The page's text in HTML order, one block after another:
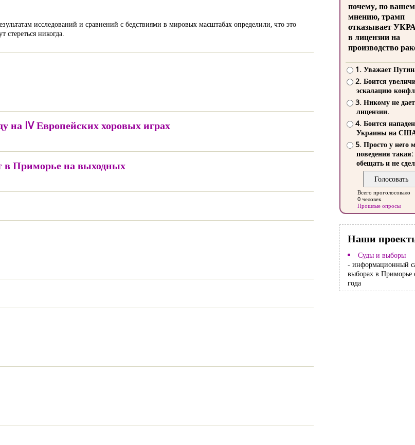
исследований и сравнений с бедствиями в мировых масштабах определили, что это
стереться никогда.
на IV Европейских хоровых играх
в Приморье на выходных
почему, по
мнению, трамп
отказывает
в лицензии на
производство
1. Уважает
2. Боится
эскалацию
3. Никому не
лицензии.
4. Боится
Украины на
5. Просто у него
поведения такая:
обещать и не
Всего проголосовало
0 человек
Прошлые опросы
Наши
Суды и выборы
- информационный
выборах в Приморье
года